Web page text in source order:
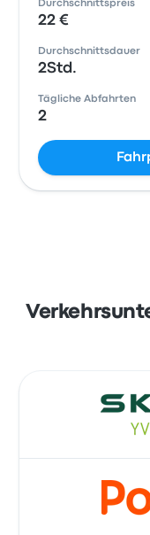
Durchschnittspreis
22 €
Durchschnittsdauer
2Std.
Tägliche Abfahrten
2